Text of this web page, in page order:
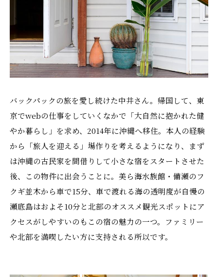
バックパックの旅を愛し続けた中井さん。帰国して、東
京でwebの仕事をしていくなかで「大自然に抱かれた健
やか暮らし」を求め、2014年に沖縄へ移住。本人の経験
から「旅人を迎える」場作りを考えるようになり、まず
は沖縄の古民家を間借りして小さな宿をスタートさせた
後、この物件に出会うことに。美ら海水族館・備瀬のフ
クギ並木から車で15分、車で渡れる海の透明度が自慢の
瀬底島はおよそ10分と北部のオススメ観光スポットにア
クセスがしやすいのもこの宿の魅力の一つ。ファミリー
や北部を満喫したい方に支持される所以です。